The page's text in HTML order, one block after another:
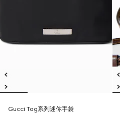
Gucci Tag系列迷你手袋